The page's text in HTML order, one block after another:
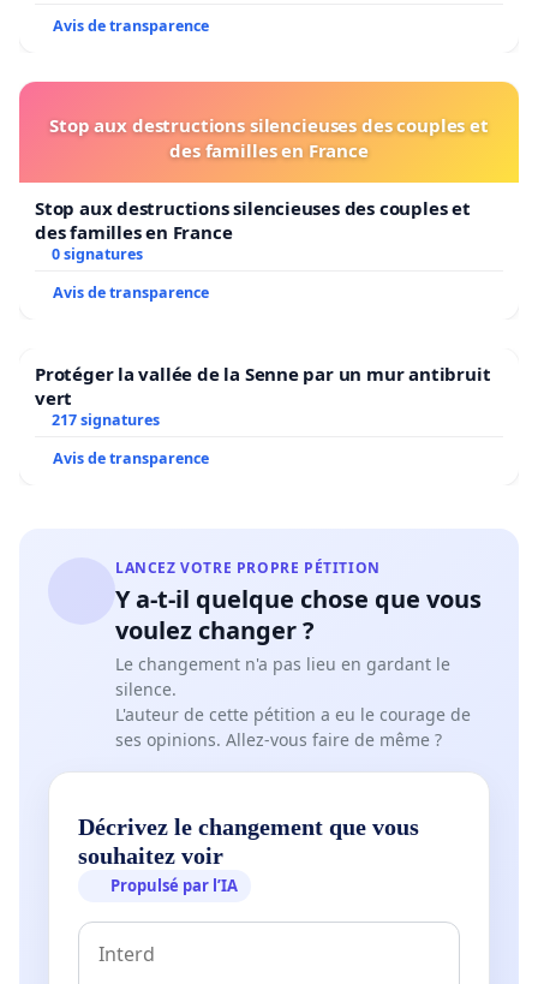
Avis de transparence
Stop aux destructions silencieuses des couples et
des familles en France
Stop aux destructions silencieuses des couples et
des familles en France
0 signatures
Avis de transparence
Protéger la vallée de la Senne par un mur antibruit
vert
217 signatures
Avis de transparence
LANCEZ VOTRE PROPRE PÉTITION
Y a-t-il quelque chose que vous
voulez changer ?
Le changement n'a pas lieu en gardant le
silence.
L'auteur de cette pétition a eu le courage de
ses opinions. Allez-vous faire de même ?
Décrivez le changement que vous
souhaitez voir
Propulsé par l’IA